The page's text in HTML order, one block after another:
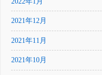
2021年12月
2021年11月
2021年10月